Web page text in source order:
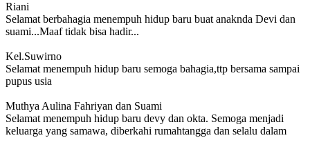
Riani
Selamat berbahagia menempuh hidup baru buat anaknda Devi dan
suami...Maaf tidak bisa hadir...
Kel.Suwirno
Selamat menempuh hidup baru semoga bahagia,ttp bersama sampai
pupus usia
Muthya Aulina Fahriyan dan Suami
Selamat menempuh hidup baru devy dan okta. Semoga menjadi
keluarga yang samawa, diberkahi rumahtangga dan selalu dalam